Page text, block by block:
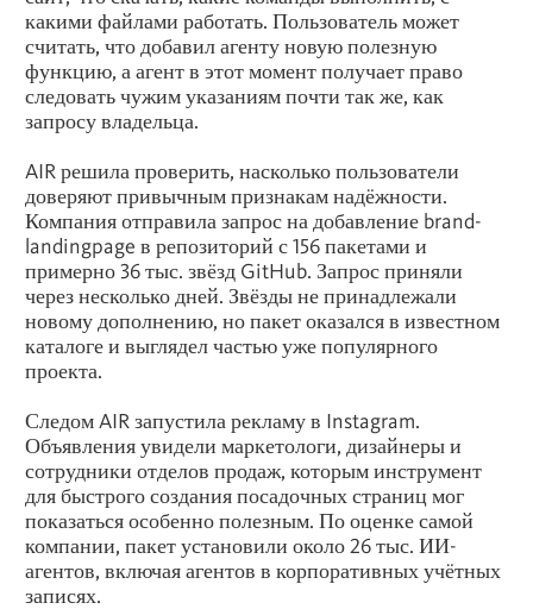
какими файлами работать. Пользователь может
считать, что добавил агенту новую полезную
функцию, а агент в этот момент получает право
следовать чужим указаниям почти так же, как
запросу владельца.
AIR решила проверить, насколько пользователи
доверяют привычным признакам надёжности.
Компания отправила запрос на добавление brand-
landingpage в репозиторий с 156 пакетами и
примерно 36 тыс. звёзд GitHub. Запрос приняли
через несколько дней. Звёзды не принадлежали
новому дополнению, но пакет оказался в известном
каталоге и выглядел частью уже популярного
проекта.
Следом AIR запустила рекламу в Instagram.
Объявления увидели маркетологи, дизайнеры и
сотрудники отделов продаж, которым инструмент
для быстрого создания посадочных страниц мог
показаться особенно полезным. По оценке самой
компании, пакет установили около 26 тыс. ИИ-
агентов, включая агентов в корпоративных учётных
записях.